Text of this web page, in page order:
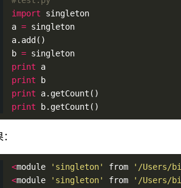
import singleton
a = singleton
a. add ()
b = singleton
print a
print b
print a. getCount ()
print b. getCount ()
<module 'singleton' from '/Users/
<module 'singleton' from '/Users/